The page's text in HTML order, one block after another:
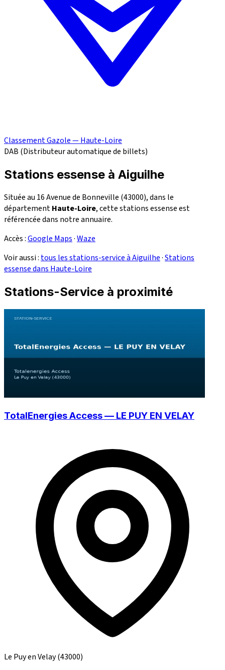
Classement Gazole — Haute-Loire
DAB (Distributeur automatique de billets)
Stations essense à Aiguilhe
Située au 16 Avenue de Bonneville (43000), dans le
départementHaute-Loire, cette stations essense est
référencée dans notre annuaire.
Accès :Google Maps·Waze
Voir aussi : tous les stations-service à Aiguilhe·Stations
essense dans Haute-Loire
Stations-Service à proximité
TotalEnergies Access — LE PUY EN VELAY
Le Puy en Velay(43000)